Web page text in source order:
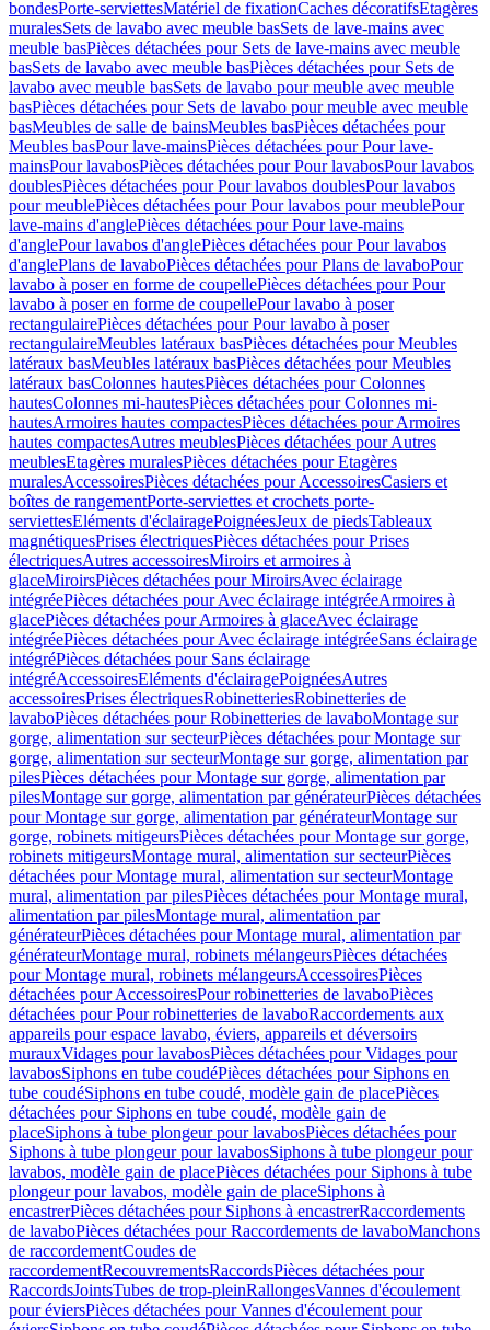
bondesPorte-serviettesMatériel de fixationCaches décoratifsEtagères
muralesSets de lavabo avec meuble basSets de lave-mains avec
meuble basPièces détachées pour Sets de lave-mains avec meuble
basSets de lavabo avec meuble basPièces détachées pour Sets de
lavabo avec meuble basSets de lavabo pour meuble avec meuble
basPièces détachées pour Sets de lavabo pour meuble avec meuble
basMeubles de salle de bainsMeubles basPièces détachées pour
Meubles basPour lave-mainsPièces détachées pour Pour lave-
mainsPour lavabosPièces détachées pour Pour lavabosPour lavabos
doublesPièces détachées pour Pour lavabos doublesPour lavabos
pour meublePièces détachées pour Pour lavabos pour meublePour
lave-mains d'anglePièces détachées pour Pour lave-mains
d'anglePour lavabos d'anglePièces détachées pour Pour lavabos
d'anglePlans de lavaboPièces détachées pour Plans de lavaboPour
lavabo à poser en forme de coupellePièces détachées pour Pour
lavabo à poser en forme de coupellePour lavabo à poser
rectangulairePièces détachées pour Pour lavabo à poser
rectangulaireMeubles latéraux basPièces détachées pour Meubles
latéraux basMeubles latéraux basPièces détachées pour Meubles
latéraux basColonnes hautesPièces détachées pour Colonnes
hautesColonnes mi-hautesPièces détachées pour Colonnes mi-
hautesArmoires hautes compactesPièces détachées pour Armoires
hautes compactesAutres meublesPièces détachées pour Autres
meublesEtagères muralesPièces détachées pour Etagères
muralesAccessoiresPièces détachées pour AccessoiresCasiers et
boîtes de rangementPorte-serviettes et crochets porte-
serviettesEléments d'éclairagePoignéesJeux de piedsTableaux
magnétiquesPrises électriquesPièces détachées pour Prises
électriquesAutres accessoiresMiroirs et armoires à
glaceMiroirsPièces détachées pour MiroirsAvec éclairage
intégréePièces détachées pour Avec éclairage intégréeArmoires à
glacePièces détachées pour Armoires à glaceAvec éclairage
intégréePièces détachées pour Avec éclairage intégréeSans éclairage
intégréPièces détachées pour Sans éclairage
intégréAccessoiresEléments d'éclairagePoignéesAutres
accessoiresPrises électriquesRobinetteriesRobinetteries de
lavaboPièces détachées pour Robinetteries de lavaboMontage sur
gorge, alimentation sur secteurPièces détachées pour Montage sur
gorge, alimentation sur secteurMontage sur gorge, alimentation par
pilesPièces détachées pour Montage sur gorge, alimentation par
pilesMontage sur gorge, alimentation par générateurPièces détachées
pour Montage sur gorge, alimentation par générateurMontage sur
gorge, robinets mitigeursPièces détachées pour Montage sur gorge,
robinets mitigeursMontage mural, alimentation sur secteurPièces
détachées pour Montage mural, alimentation sur secteurMontage
mural, alimentation par pilesPièces détachées pour Montage mural,
alimentation par pilesMontage mural, alimentation par
générateurPièces détachées pour Montage mural, alimentation par
générateurMontage mural, robinets mélangeursPièces détachées
pour Montage mural, robinets mélangeursAccessoiresPièces
détachées pour AccessoiresPour robinetteries de lavaboPièces
détachées pour Pour robinetteries de lavaboRaccordements aux
appareils pour espace lavabo, éviers, appareils et déversoirs
murauxVidages pour lavabosPièces détachées pour Vidages pour
lavabosSiphons en tube coudéPièces détachées pour Siphons en
tube coudéSiphons en tube coudé, modèle gain de placePièces
détachées pour Siphons en tube coudé, modèle gain de
placeSiphons à tube plongeur pour lavabosPièces détachées pour
Siphons à tube plongeur pour lavabosSiphons à tube plongeur pour
lavabos, modèle gain de placePièces détachées pour Siphons à tube
plongeur pour lavabos, modèle gain de placeSiphons à
encastrerPièces détachées pour Siphons à encastrerRaccordements
de lavaboPièces détachées pour Raccordements de lavaboManchons
de raccordementCoudes de
raccordementRecouvrementsRaccordsPièces détachées pour
RaccordsJointsTubes de trop-pleinRallongesVannes d'écoulement
pour éviersPièces détachées pour Vannes d'écoulement pour